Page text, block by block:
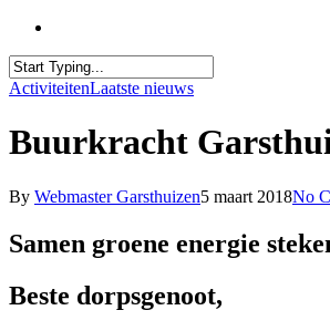
Close
ActiviteitenLaatste nieuws
Buurkracht
By Webmaster Garsthuizen5 maart 2018No
Samen groene energie
Beste dorpsgenoot,